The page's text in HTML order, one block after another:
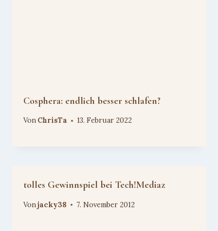
Cosphera: endlich besser schlafen?
Von ChrisTa 13. Februar 2022
tolles Gewinnspiel bei Tech!Mediaz
Vonjacky38 7. November 2012